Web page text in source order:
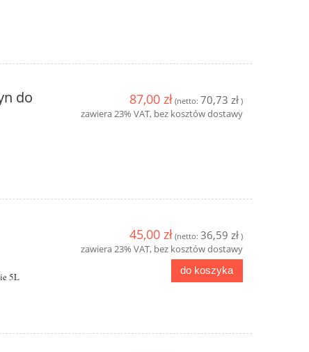
piekarników
19,10 zł
Mycie
do 87,00 zł (netto: 70,73 zł)
zawiera 23% VAT, bez kosztów dostawy
5L
45,00 zł (netto: 36,59 zł)
zawiera 23% VAT, bez kosztów dostawy
do koszyka